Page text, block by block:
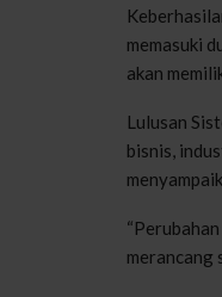
memasuki
akan
Lulusan
bisnis,
merancang